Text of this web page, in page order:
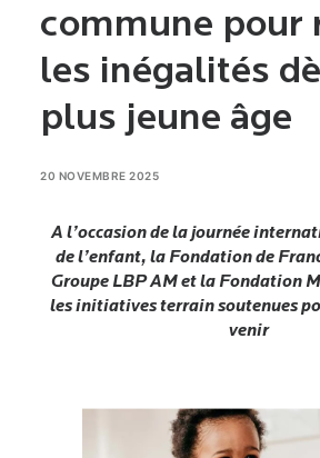
commune pour
les inégalités
plus jeune âge
20 NOVEMBRE 2025
A l’occasion de la journée interna
de l’enfant, la Fondation de
Groupe LBP AM et la Fondation
les initiatives terrain soutenues
venir